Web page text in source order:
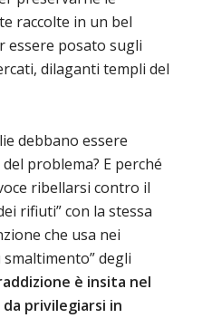
raccolte in un bel
essere posato sugli
dilaganti templi del
debbano essere
problema? E perché
ribellarsi contro il
rifiuti” con la stessa
che usa nei
degli
è insita nel
privilegiarsi in